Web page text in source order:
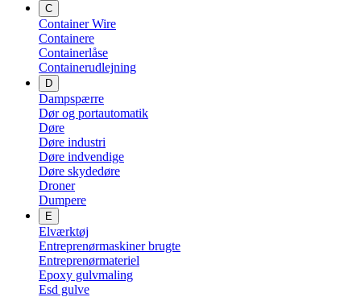
C
Container Wire
Containere
Containerlåse
Containerudlejning
D
Dampspærre
Dør og portautomatik
Døre
Døre industri
Døre indvendige
Døre skydedøre
Droner
Dumpere
E
Elværktøj
Entreprenørmaskiner brugte
Entreprenørmateriel
Epoxy gulvmaling
Esd gulve